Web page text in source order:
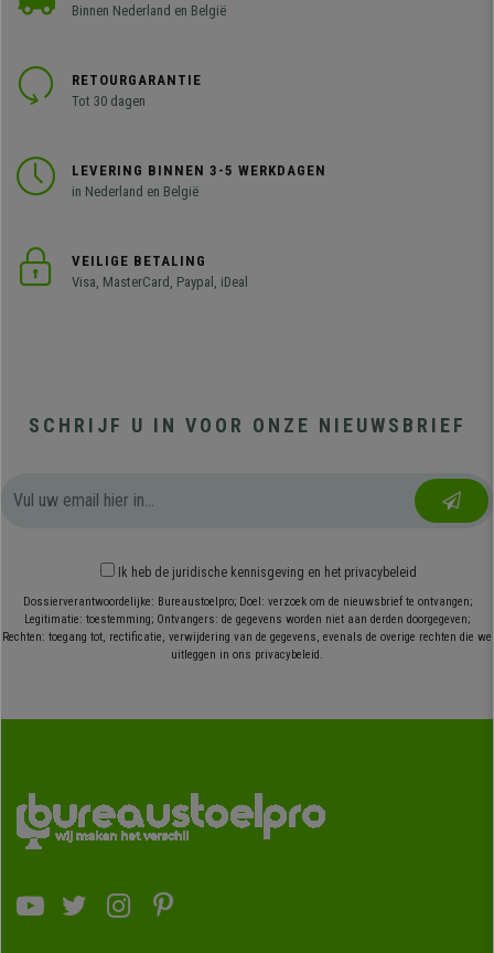
Binnen Nederland en België
RETOURGARANTIE
Tot 30 dagen
LEVERING BINNEN 3-5 WERKDAGEN
in Nederland en België
VEILIGE BETALING
Visa, MasterCard, Paypal, iDeal
SCHRIJF U IN VOOR ONZE NIEUWSBRIEF
Ik heb de juridische kennisgeving en het privacybeleid
Dossierverantwoordelijke: Bureaustoelpro; Doel: verzoek om de nieuwsbrief te ontvangen;
Legitimatie: toestemming; Ontvangers: de gegevens worden niet aan derden doorgegeven;
Rechten: toegang tot, rectificatie, verwijdering van de gegevens, evenals de overige rechten die we
uitleggen in ons privacybeleid.